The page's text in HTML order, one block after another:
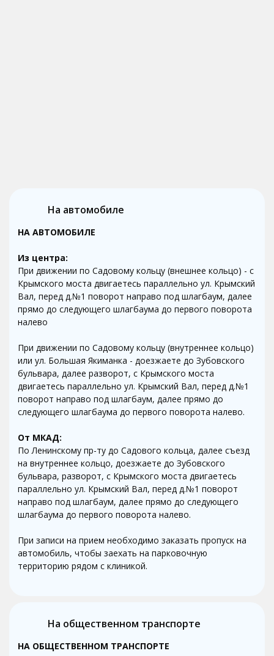
На автомобиле
НА АВТОМОБИЛЕ
Из центра:
При движении по Садовому кольцу (внешнее кольцо) - с
Крымского моста двигаетесь параллельно ул. Крымский
Вал, перед д.№1 поворот направо под шлагбаум, далее
прямо до следующего шлагбаума до первого поворота
налево
При движении по Садовому кольцу (внутреннее кольцо)
или ул. Большая Якиманка - доезжаете до Зубовского
бульвара, далее разворот, с Крымского моста
двигаетесь параллельно ул. Крымский Вал, перед д.№1
поворот направо под шлагбаум, далее прямо до
следующего шлагбаума до первого поворота налево.
От МКАД:
По Ленинскому пр-ту до Садового кольца, далее съезд
на внутреннее кольцо, доезжаете до Зубовского
бульвара, разворот, с Крымского моста двигаетесь
параллельно ул. Крымский Вал, перед д.№1 поворот
направо под шлагбаум, далее прямо до следующего
шлагбаума до первого поворота налево.
При записи на прием необходимо заказать пропуск на
автомобиль, чтобы заехать на парковочную
территорию рядом с клиникой.
На общественном транспорте
НА ОБЩЕСТВЕННОМ ТРАНСПОРТЕ